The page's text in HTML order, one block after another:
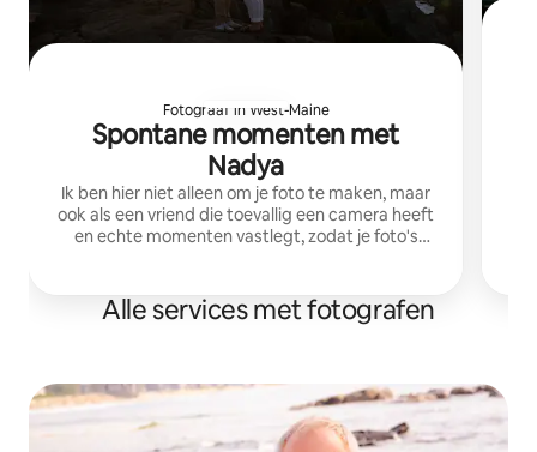
Fotograaf in West-Maine
Spontane momenten met
Nadya
Ik ben hier niet alleen om je foto te maken, maar
ook als een vriend die toevallig een camera heeft
en echte momenten vastlegt, zodat je foto's
Alle services met fotografen